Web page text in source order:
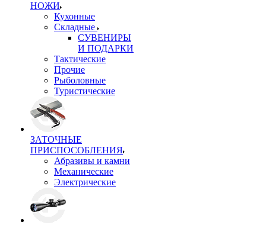
НОЖИ
Кухонные
Складные
СУВЕНИРЫ
И ПОДАРКИ
Тактические
Прочие
Рыболовные
Туристические
ЗАТОЧНЫЕ
ПРИСПОСОБЛЕНИЯ
Абразивы и камни
Механические
Электрические